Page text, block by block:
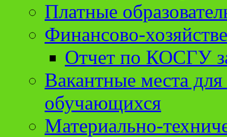
Платные
Финансово-
Отчет по КОСГУ
Вакантные места
обучающихся
Материально-